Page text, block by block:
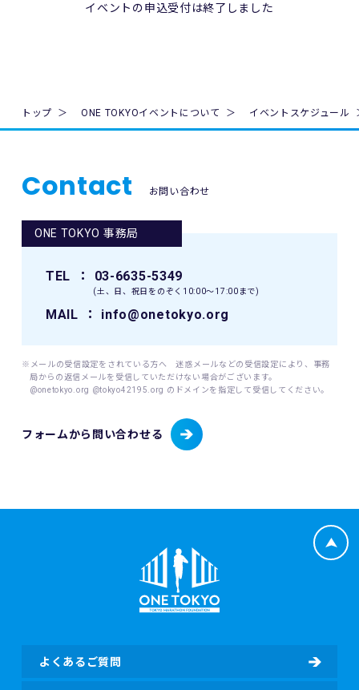
び利用の権利は主催者に属します。
されるものとします。
宜の場所に掲示（及び登録されたメールアドレスへの通知
12. 本イベントに関連して生ずる一切の紛争については、東
1. 法令、国が定める指針その他の規範の遵守について
程」といいます。）を遵守し、厳正な管理のもとで行いま
当財団は、個人情報の取得、利用及び提供を必要とする場合
には、日本工業規格「個人情報保護マネジメントシステム 要
護マネジメントシステムを遵守し、厳正な管理のもとで行い
よる（ご本人が未成年者（18歳未満）の場合はその親権者の
同意を得た）情報の提供(登録、申込等)によることを原則と
します。
内でこれを行います。
(1) 取り扱う個人情報
・東京マラソン等にご応募いただく場合
・東京マラソン等を通じて寄付をしていただく場合
ルアドレス、国籍、パスポート番号（海外エントリーの場
係、日本陸上競技連盟（JAAF）への登録の有無、JAAF ID
等）、応募者のレース種目情報（応募者の障害（視覚障害、
知的障害、車いす）の有無、臓器移植の有無、伴走者の有
無）（該当する場合）、寄付者情報（所属先、住所、電話番
号、部署名、役職、担当者氏名、担当者電子メールアドレ
得し、取り扱います。
イベントの申込受付は終了しました
トップ ONE TOKYOイベントについて イベントスケジュール
Contact お問い合わせ
フォームから問い合わせる
ONE TOKYO 事務局
TEL ： 03-6635-5349
(土、日、祝日をのぞく10:00〜17:00まで)
MAIL ： info@onetokyo.org
※メールの受信設定をされている方へ 迷惑メールなどの受信設定により、事務
局からの返信メールを受信していただけない場合がございます。
@onetokyo.org @tokyo42195.org のドメインを指定して受信してください。
よくあるご質問